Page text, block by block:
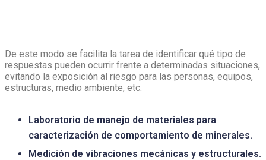
De este modo se facilita la tarea de identificar qué tipo de
respuestas pueden ocurrir frente a determinadas situaciones,
evitando la exposición al riesgo para las personas, equipos,
estructuras, medio ambiente, etc.
Laboratorio de manejo de materiales para
caracterización de comportamiento de minerales.
Medición de vibraciones mecánicas y estructurales.